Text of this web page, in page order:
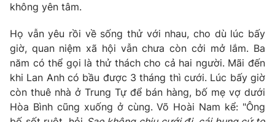
không yên tâm.
Họ vẫn yêu rồi về sống thử với nhau, cho dù lúc bấy
giờ, quan niệm xã hội vẫn chưa còn cởi mở lắm. Ba
năm có thể gọi là thử thách cho cả hai người. Mãi đến
khi Lan Anh có bầu được 3 tháng thì cưới. Lúc bấy giờ
còn thuê nhà ở Trung Tự để bán hàng, bố mẹ vợ dưới
Hòa Bình cũng xuống ở cùng. Võ Hoài Nam kể: "Ông